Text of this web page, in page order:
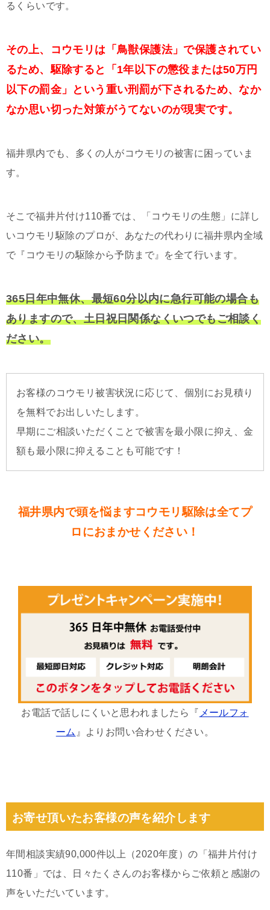
るくらいです。
その上、コウモリは「鳥獣保護法」で保護されてい
るため、駆除すると「1年以下の懲役または50万円
以下の罰金」という重い刑罰が下されるため、なか
なか思い切った対策がうてないのが現実です。
福井県内でも、多くの人がコウモリの被害に困っていま
す。
そこで福井片付け110番では、「コウモリの生態」に詳し
いコウモリ駆除のプロが、あなたの代わりに福井県内全域
で『コウモリの駆除から予防まで』を全て行います。
365日年中無休、最短60分以内に急行可能の場合も
ありますので、土日祝日関係なくいつでもご相談く
ださい。
お客様のコウモリ被害状況に応じて、個別にお見積り
を無料でお出しいたします。
早期にご相談いただくことで被害を最小限に抑え、金
額も最小限に抑えることも可能です！
福井県内で頭を悩ますコウモリ駆除は全てプ
ロにおまかせください！
お電話で話しにくいと思われましたら『 メールフォ
ーム 』よりお問い合わせください。
お寄せ頂いたお客様の声を紹介します
年間相談実績90,000件以上（2020年度）の「福井片付け
110番」では、日々たくさんのお客様からご依頼と感謝の
声をいただいています。